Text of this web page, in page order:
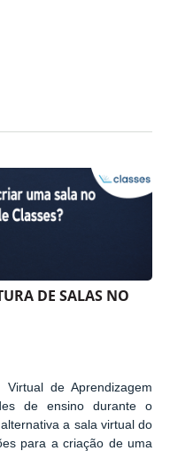
DE SALAS NO
de Aprendizagem
de ensino durante o
a sala virtual do
para a criação de uma